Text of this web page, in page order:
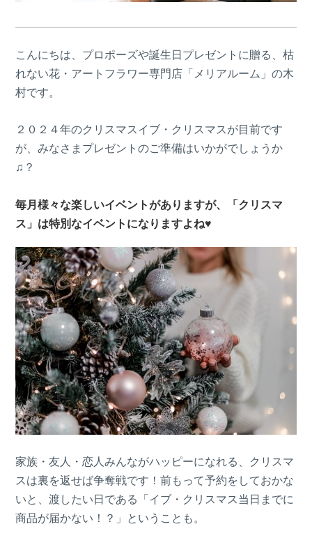
こんにちは、プロポーズや誕生日プレゼントに贈る、枯
れない花・アートフラワー専門店「メリアルーム」の木
村です。
２０２４年のクリスマスイブ・クリスマスが目前です
が、みなさまプレゼントのご準備はいかがでしょうか
♫？
毎月様々な楽しいイベントがありますが、「クリスマ
ス」は特別なイベントになりますよね♥
家族・友人・恋人みんながハッピーになれる、クリスマ
スは裏を返せば争奪戦です！前もって予約をしておかな
いと、渡したい日である「イブ・クリスマス当日までに
商品が届かない！？」ということも。